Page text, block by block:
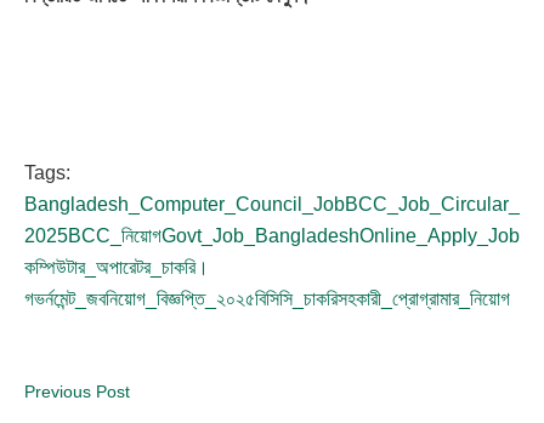
Tags:
Bangladesh_Computer_Council_JobBCC_Job_Circular_
2025BCC_নিয়োগGovt_Job_BangladeshOnline_Apply_Job
কম্পিউটার_অপারেটর_চাকরি।
গভর্নমেন্ট_জবনিয়োগ_বিজ্ঞপ্তি_২০২৫বিসিসি_চাকরিসহকারী_প্রোগ্রামার_নিয়োগ
Previous Post